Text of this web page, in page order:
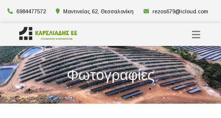
6984477572 Μαντινείας 62, Θεσσαλονίκη rezos679@icloud.com
Φωτογραφίες